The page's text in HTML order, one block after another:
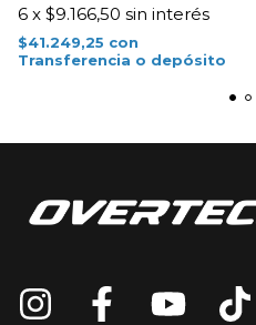
6 x $9.166,50 sin interés
$41.249,25 con
Transferencia o depósito